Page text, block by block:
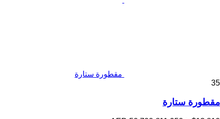
مقطورة ستارة
35
مقطورة ستارة